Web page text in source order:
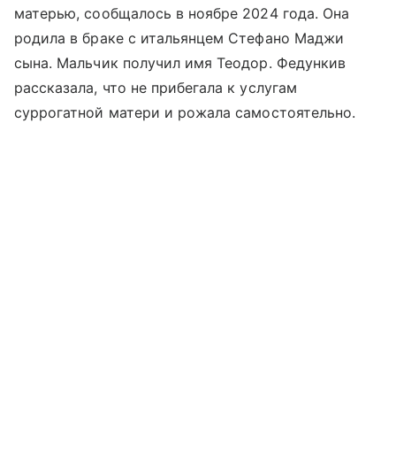
матерью, сообщалось в ноябре 2024 года. Она
родила в браке с итальянцем Стефано Маджи
сына. Мальчик получил имя Теодор. Федункив
рассказала, что не прибегала к услугам
суррогатной матери и рожала самостоятельно.